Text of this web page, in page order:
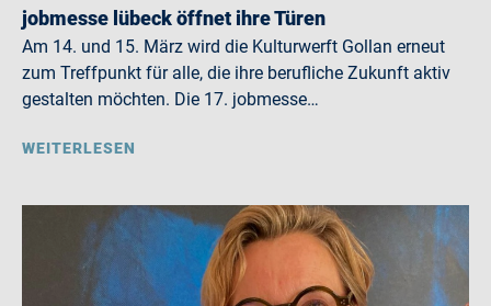
jobmesse lübeck öffnet ihre Türen
Am 14. und 15. März wird die Kulturwerft Gollan erneut
zum Treffpunkt für alle, die ihre berufliche Zukunft aktiv
gestalten möchten. Die 17. jobmesse…
WEITERLESEN